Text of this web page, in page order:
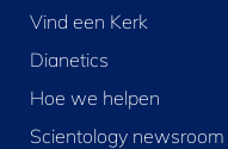
Vind een Kerk
Dianetics
Hoe we helpen
Scientology newsroom